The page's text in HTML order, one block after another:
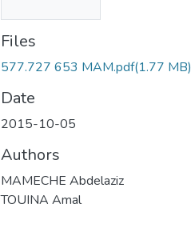
Files
577.727 653 MAM.pdf(1.77 MB)
Date
2015-10-05
Authors
MAMECHE Abdelaziz
TOUINA Amal